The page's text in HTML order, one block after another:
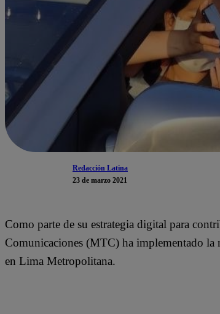
Redacción Latina
23 de marzo 2021
Como parte de su estrategia digital para
Comunicaciones (MTC) ha implementado la
en Lima Metropolitana.